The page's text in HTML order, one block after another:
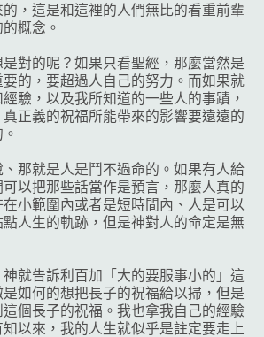
，這是和這裡的人們無比的看重前輩
概念。
對的呢？如果只看聖經，那麼當然是
的，要超過人自己的努力。而如果就
驗，以及我所知道的一些人的事蹟，
正義的祝福所能帶來的影響要遠遠的
那就是人是鬥不過命的。如果有人給
以把那些話當作是預言，那麼人真的
小範圍內或者是短時間內、人是可以
人生的軌跡，但是神對人的命定是無
就告訴利百加「大的要服事小的」這
如何的想把長子的祝福給以掃，但是
個長子的祝福。我也拿我自己的經驗
以來，我的人生就似乎是註定要走上